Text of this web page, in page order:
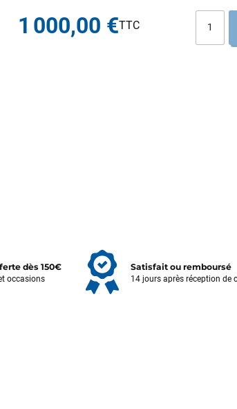
1 000,00 €
dès 150€
occasions
Satisfait ou remboursé
14 jours après réception de